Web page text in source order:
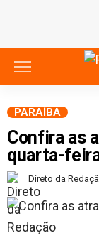
PARAÍBA
Confira as
quarta-
Direto da